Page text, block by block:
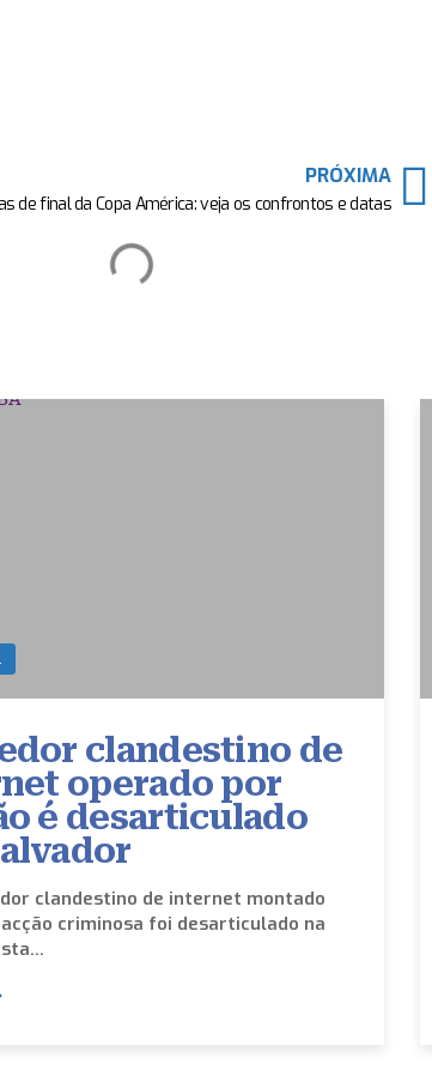
PRÓXIMA
de final da Copa América: veja os confrontos e datas
clandestino de
operado por
é desarticulado
clandestino de internet montado
criminosa foi desarticulado na